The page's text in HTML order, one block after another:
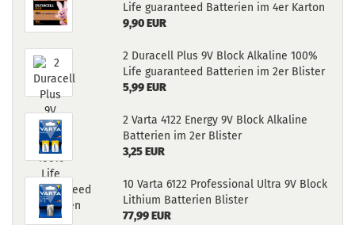
Life guaranteed Batterien im 4er Karton
9,90 EUR
2 Duracell Plus 9V Block Alkaline 100%
Life guaranteed Batterien im 2er Blister
5,99 EUR
2 Varta 4122 Energy 9V Block Alkaline
Batterien im 2er Blister
3,25 EUR
10 Varta 6122 Professional Ultra 9V Block
Lithium Batterien Blister
77,99 EUR